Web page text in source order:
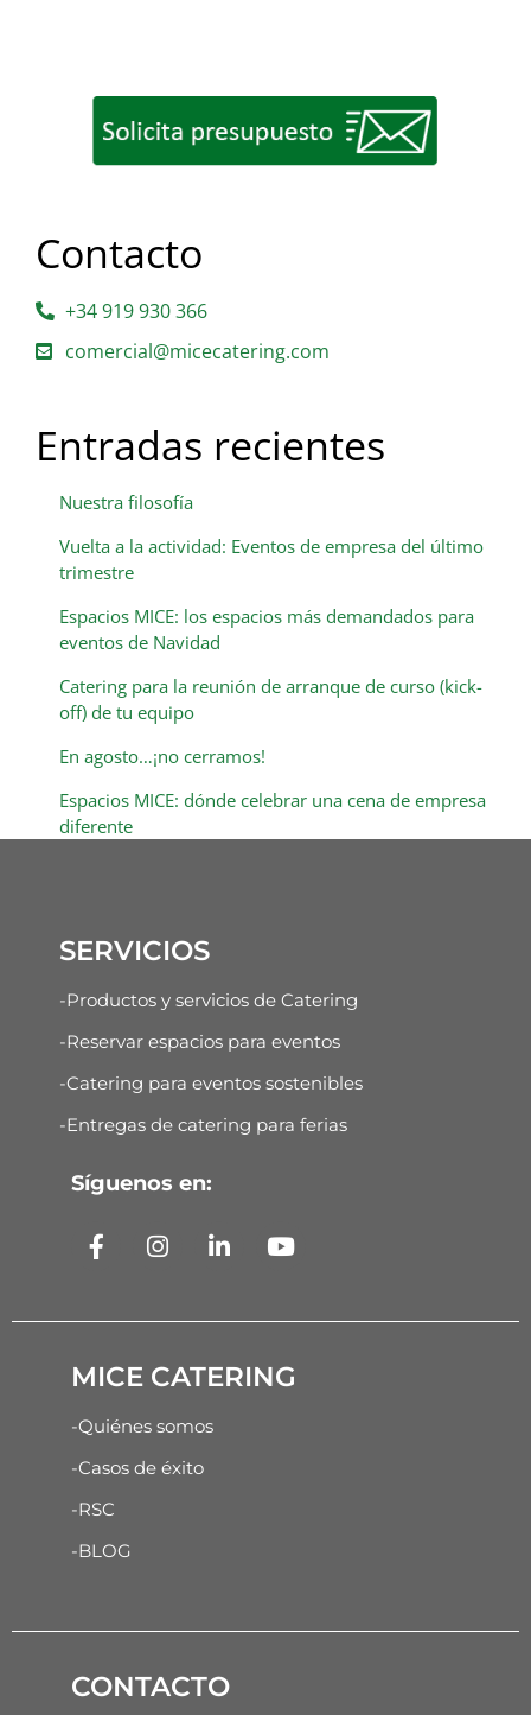
Contacto
+34 919 930 366
comercial@micecatering.com
Entradas recientes
Nuestra filosofía
Vuelta a la actividad: Eventos de empresa del último
trimestre
Espacios MICE: los espacios más demandados para
eventos de Navidad
Catering para la reunión de arranque de curso (kick-
off) de tu equipo
En agosto…¡no cerramos!
Espacios MICE: dónde celebrar una cena de empresa
diferente
SERVICIOS
-Productos y servicios de Catering
-Reservar espacios para eventos
-Catering para eventos sostenibles
-Entregas de catering para ferias
Síguenos en:
MICE CATERING
-Quiénes somos
-Casos de éxito
-RSC
-BLOG
CONTACTO